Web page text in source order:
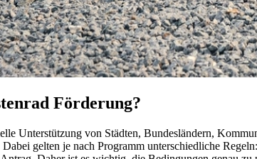
Förderung?
Unterstützung von Städten, Bundesländern,
gelten je nach Programm unterschiedliche